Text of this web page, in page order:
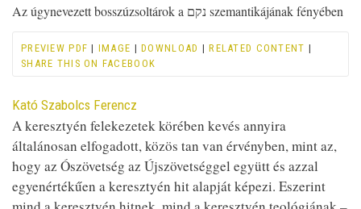
Az úgynevezett bosszúzsoltárok a נקם szemantikájának fényében
PREVIEW PDF | IMAGE |DOWNLOAD |RELATED CONTENT |
SHARE THIS ON FACEBOOK
Contributor
Kató Szabolcs Ferencz
A keresztyén felekezetek körében kevés annyira
általánosan elfogadott, közös tan van érvényben, mint az,
hogy az Ószövetség az Újszövetséggel együtt és azzal
egyenértékűen a keresztyén hit alapját képezi. Eszerint